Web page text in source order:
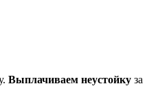
Выплачиваем неустойку за